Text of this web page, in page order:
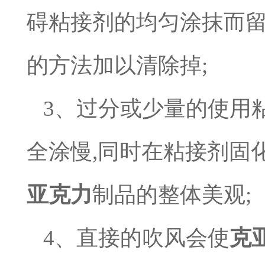
碍粘接剂的均匀涂抹而
的方法加以清除掉;
3、过分或少量的使用
全涂慢,同时在粘接剂固
亚克力制品的整体美观;
4、直接的吹风会使克